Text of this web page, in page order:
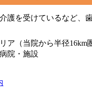
護を受けているなど、
ア（当院から半径16km
院・施設